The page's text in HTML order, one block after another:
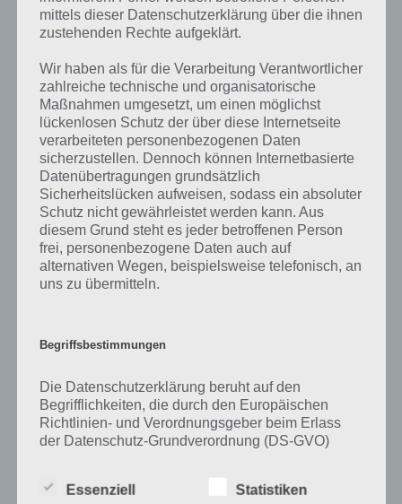
Kommen wir einmal kurz zur geschichtlichen Herkunft des Wortes
Zweig. Dieses ist nämlich relativ alt und bereits seit dem 9.
Jahrhundert vertreten. Er stammt aus dem althochdeuten zvic,
soviel wie “gegabelter Ast”. Kurz zur Erklärung, was das
althochdeutsche ist: Unter althochdeutsch versteht sich die älteste,
schriftlich bezeugte Form der hochdeutschen Sprache und stammt
aus der Zeit 750 bis 1050 nach Christus.
Bisher hatte ich nur eine allgemeine Definition für Zweig genannt,
das ganze kann aber auch enger definiert werden. Immer dann,
wenn sich ein Teilstück eines Astes gabelt, entsteht ein Zweig. Dies
kommt bei Laubbäumen genauso vor wie bei Nadelbäumen. Je nach
Baum gibt es daher auch typische Unterbegriffe wie den
Tannenzweig, den Lorbeerzweig ider auch den Mistelzweig.
Familie bezeichnet.
Und wer sich schonmal mit Softwareprojekten auseinandergesetzt
hat, der kommt früher oder später nicht an
Versionsverwaltungssystemen vorbei. Eines der heutzutage am
häufigsten eingesetzten ist das System Git, ein verteiltes
einen sogenannten “Branch” (übersetzt Zweig).
mittels dieser Datenschutzerklärung über die ihnen
zustehenden Rechte aufgeklärt.
Wir haben als für die Verarbeitung Verantwortlicher
zahlreiche technische und organisatorische
Maßnahmen umgesetzt, um einen möglichst
lückenlosen Schutz der über diese Internetseite
verarbeiteten personenbezogenen Daten
sicherzustellen. Dennoch können Internetbasierte
Datenübertragungen grundsätzlich
Sicherheitslücken aufweisen, sodass ein absoluter
Schutz nicht gewährleistet werden kann. Aus
diesem Grund steht es jeder betroffenen Person
frei, personenbezogene Daten auch auf
alternativen Wegen, beispielsweise telefonisch, an
uns zu übermitteln.
Begriffsbestimmungen
Die Datenschutzerklärung beruht auf den
Begrifflichkeiten, die durch den Europäischen
Richtlinien- und Verordnungsgeber beim Erlass
der Datenschutz-Grundverordnung (DS-GVO)
unsere Kunden und Geschäftspartner einfach
Essenziell Statistiken